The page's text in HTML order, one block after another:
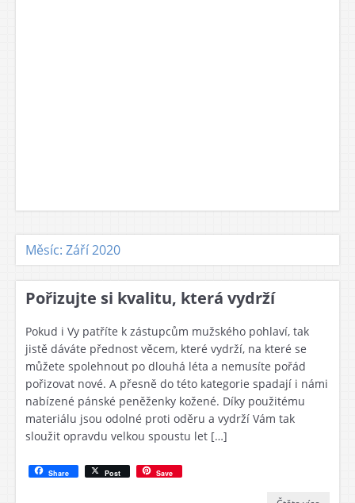
Měsíc: Září 2020
Pořizujte si kvalitu, která vydrží
Pokud i Vy patříte k zástupcům mužského pohlaví, tak
jistě dáváte přednost věcem, které vydrží, na které se
můžete spolehnout po dlouhá léta a nemusíte pořád
pořizovat nové. A přesně do této kategorie spadají i námi
nabízené pánské peněženky kožené. Díky použitému
materiálu jsou odolné proti oděru a vydrží Vám tak
sloužit opravdu velkou spoustu let […]
Share Post Save